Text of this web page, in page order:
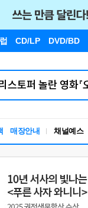
CD/LP DVD/BD
매장안내 채널예스